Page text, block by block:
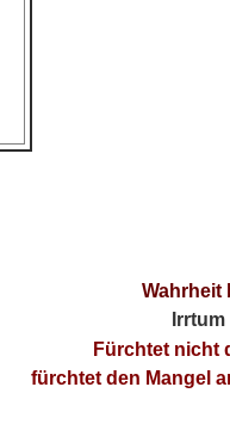
Wahrheit
Fürchtet nicht
fürchtet den Mangel